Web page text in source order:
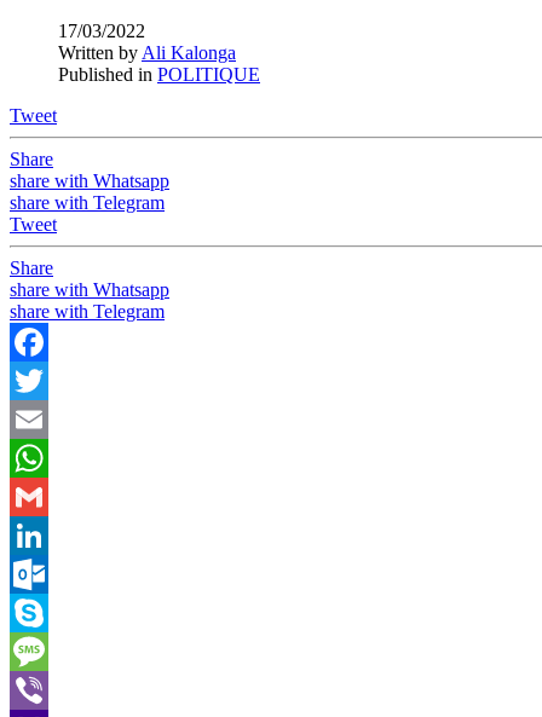
17/03/2022
Written by Ali Kalonga
Published in POLITIQUE
Tweet
Share
share with Whatsapp
share with Telegram
Tweet
Share
share with Whatsapp
share with Telegram
Facebook
Twitter
Email
WhatsApp
Gmail
LinkedIn
Outlook.com
Skype
Message